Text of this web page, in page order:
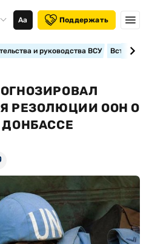
Аа Поддержать
и руководства ВСУ
РЕЗОЛЮЦИИ ООН О